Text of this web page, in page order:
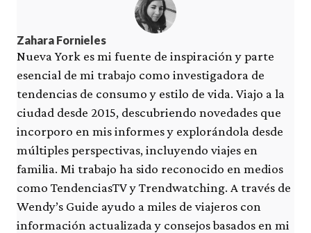
Zahara Fornieles
Nueva York es mi fuente de inspiración y parte
esencial de mi trabajo como investigadora de
tendencias de consumo y estilo de vida. Viajo a la
ciudad desde 2015, descubriendo novedades que
incorporo en mis informes y explorándola desde
múltiples perspectivas, incluyendo viajes en
familia. Mi trabajo ha sido reconocido en medios
como TendenciasTV y Trendwatching. A través de
Wendy’s Guide ayudo a miles de viajeros con
información actualizada y consejos basados en mi